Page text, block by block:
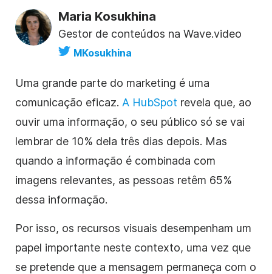
Maria Kosukhina
Gestor de conteúdos na Wave.video
MKosukhina
Uma grande parte do marketing é uma
comunicação eficaz. A HubSpot revela que, ao
ouvir uma informação, o seu público só se vai
lembrar de 10% dela três dias depois. Mas
quando a informação é combinada com
imagens relevantes, as pessoas retêm 65%
dessa informação.
Por isso, os recursos visuais desempenham um
papel importante neste contexto, uma vez que
se pretende que a mensagem permaneça com o